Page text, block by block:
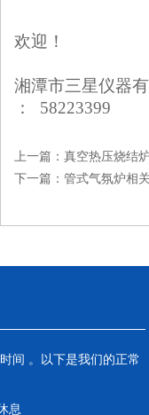
欢迎！
湘潭市三星仪器
： 58223399
上一篇： 真空热压烧结
下一篇： 管式气氛炉相
间 。以下是我们的正常
息